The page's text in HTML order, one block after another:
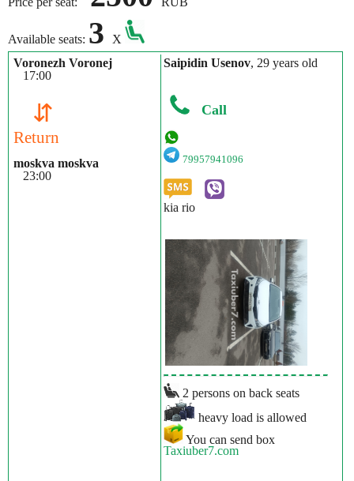
Available seats: 3
X
Voronezh Voronej
17:00
⇵
Return
moskva moskva
23:00
Saipidin Usenov, 29 years old
Call
79957941096
kia rio
2 persons on back seats
heavy load is allowed
You can send box
Taxiuber7.com